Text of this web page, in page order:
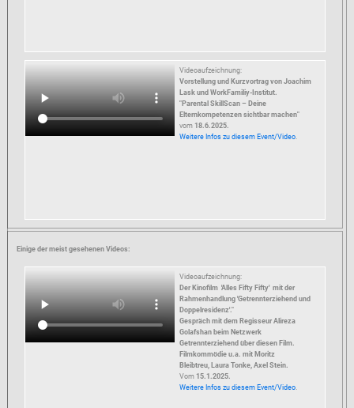
Videoaufzeichnung:
Vorstellung und Kurzvortrag von Joachim
Lask und WorkFamiliy-Institut.
"Parental SkillScan – Deine
Elternkompetenzen sichtbar machen"
vom18.6.2025.
Weitere Infos zu diesem Event/Video.
Einige der meist gesehenen Videos:
Videoaufzeichnung:
Der Kinofilm 'Alles Fifty Fifty' mit der
Rahmenhandlung 'Getrennterziehend und
Doppelresidenz'."
Gespräch mit dem Regisseur Alireza
Golafshan beim Netzwerk
Getrennterziehend über diesen Film.
Filmkommödie u.a. mit Moritz
Bleibtreu, Laura Tonke, Axel Stein.
Vom15.1.2025.
Weitere Infos zu diesem Event/Video.